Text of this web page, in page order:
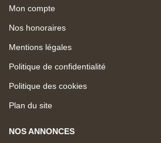
Mon compte
Nos honoraires
Mentions légales
Politique de confidentialité
Politique des cookies
Plan du site
NOS ANNONCES